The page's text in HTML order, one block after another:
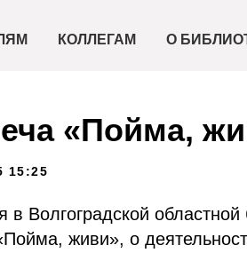
КОЛЛЕГАМ О
«Пойма,
15:25
в Волгоградской
живи», о